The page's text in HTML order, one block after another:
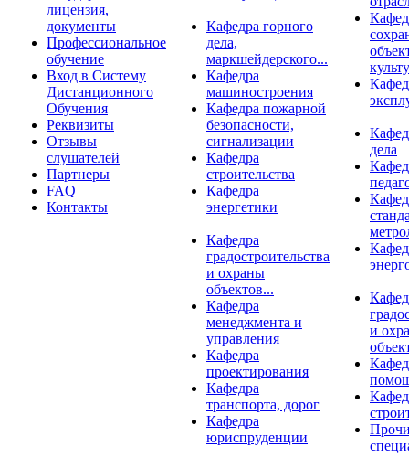
лицензия,
документы
Профессиональное
обучение
Вход в Систему
Дистанционного
Обучения
Реквизиты
Отзывы
слушателей
Партнеры
FAQ
Контакты
Кафедра горного
дела,
маркшейдерского...
Кафедра
машиностроения
Кафедра пожарной
безопасности,
сигнализации
Кафедра
строительства
Кафедра
энергетики
Кафедра
градостроительства
и охраны
объектов...
Кафедра
менеджмента и
управления
Кафедра
проектирования
Кафедра
транспорта, дорог
Кафедра
юриспруденции
дела
и